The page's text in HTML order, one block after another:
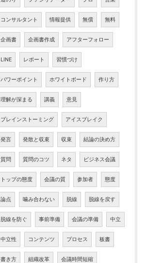
コンサルタント 情報提供 無償 無料
企画書 企画書作成 アフターフォロー
LINE レポート 習慣づけ
パワーポイント ホワイトボード 作り方
理解が深まる 講義 意見
ブレインストーミング アイスブレイク
発言 発散と収束 収束 結論の決め方
質問 質問のコツ ネタ ビジネス会議
トップの態度 会議の質 参加者 態度
論点 噛み合わない 脱線 脱線を戻す
脱線を防ぐ 事前準備 会議の準備 中立
中立性 コンテンツ プロセス 板書
書き方 組織改革 会議時間短縮